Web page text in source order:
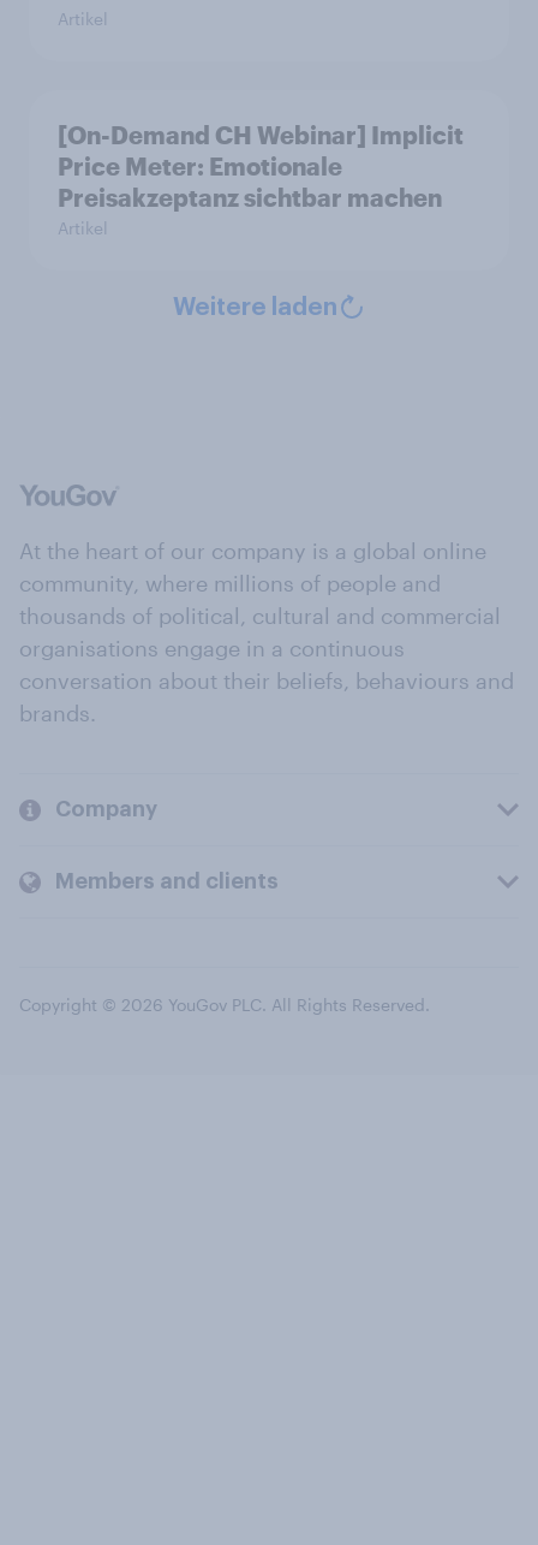
Artikel
[On-Demand CH Webinar] Implicit
Price Meter: Emotionale
Preisakzeptanz sichtbar machen
Artikel
Weitere laden
At the heart of our company is a global online
community, where millions of people and
thousands of political, cultural and commercial
organisations engage in a continuous
conversation about their beliefs, behaviours and
brands.
Company
Members and clients
Copyright © 2026 YouGov PLC. All Rights Reserved.